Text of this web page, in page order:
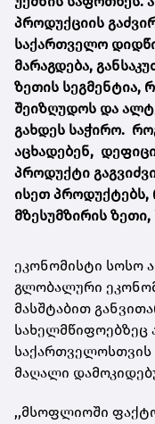
პროდუქციის
საქართველო
მარაგდება,
ზეთის სეგმენტია,
შეიზღუდოს და
გახდეს საჭირო.
აცხადებენ,
პროდუქტი
ისეთ
მზესუმზირის ზეთი,
ეკონომისტი სოსო
გლობალური
მასშტაბით
სახელმწიფოებზეც
საქართველოსთვის
მაღალი
,,მსოფლიოში